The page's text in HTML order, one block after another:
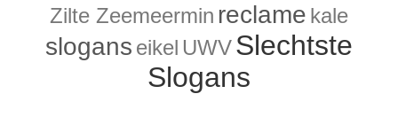
Zilte Zeemeermin reclame kale
slogans eikel UWVSlechtste
Slogans